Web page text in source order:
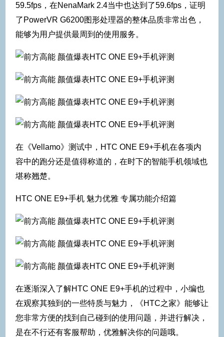
59.5fps，在NenaMark 2.4当中也达到了59.6fps，证明
了PowerVR G6200图形处理器的整体品质非常出色，
能够为用户提供最周到的使用服务。
在《Vellamo》测试中，HTC ONE E9+手机在各项内
容中的跑分还是值得称道的，在时下的智能手机领域也
堪称翘楚。
HTC ONE E9+手机 魅力优雅 专属功能介绍篇
在逐渐深入了解HTC ONE E9+手机的过程中，小编也
在观察其独到的一些特质与魅力，《HTC之家》能够让
您非常方便的找到自己碰到的使用问题，并进行解决，
是在不行还有客服帮助，优雅解决你的问题哦。